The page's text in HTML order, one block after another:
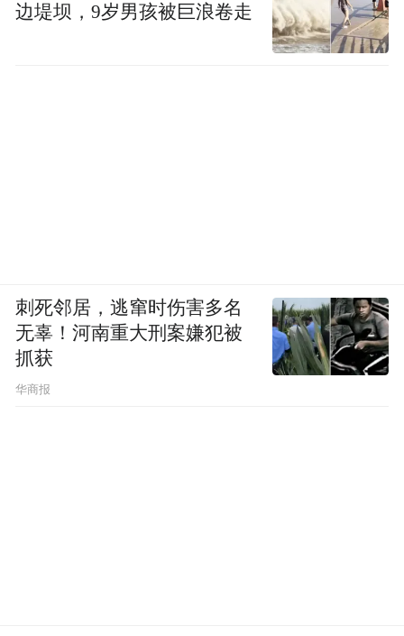
边堤坝，9岁男孩被巨浪卷走
刺死邻居，逃窜时伤害多名
无辜！河南重大刑案嫌犯被
抓获
华商报